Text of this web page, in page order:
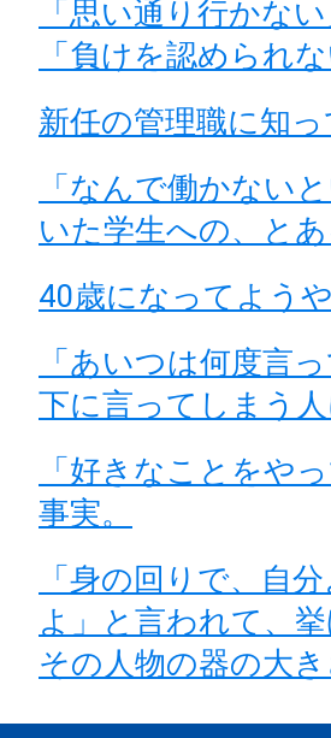
「思い通り行かな
「負けを認められ
新任の管理職に知
「なんで働かない
いた学生への、と
40歳になってよう
「あいつは何度言
下に言ってしまう
「好きなことをや
事実。
「身の回りで、自
よ」と言われて、
その人物の器の大き